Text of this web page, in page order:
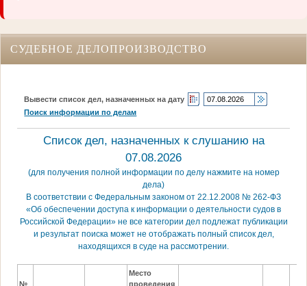
СУДЕБНОЕ ДЕЛОПРОИЗВОДСТВО
Вывести список дел, назначенных на дату
Поиск информации по делам
Список дел, назначенных к слушанию на
07.08.2026
(для получения полной информации по делу нажмите на номер
дела)
В соответствии с Федеральным законом от 22.12.2008 № 262-ФЗ
«Об обеспечении доступа к информации о деятельности судов в
Российской Федерации» не все категории дел подлежат публикации
и результат поиска может не отображать полный список дел,
находящихся в суде на рассмотрении.
№
Место
проведения